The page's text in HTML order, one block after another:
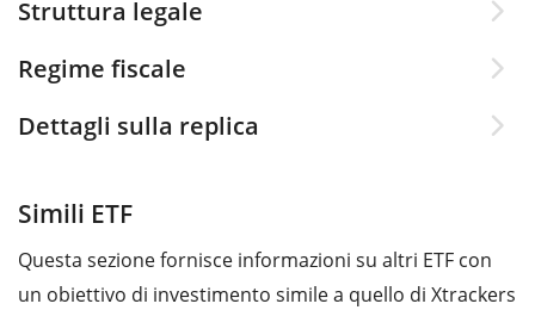
Struttura legale
Regime fiscale
Dettagli sulla replica
Simili ETF
Questa sezione fornisce informazioni su altri ETF con
un obiettivo di investimento simile a quello di Xtrackers